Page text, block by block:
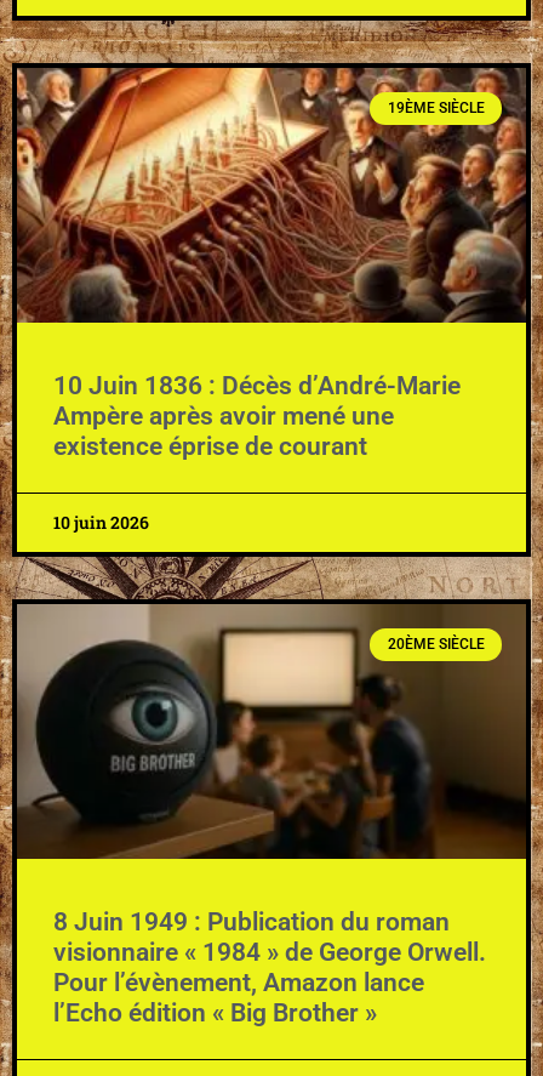
19ÈME SIÈCLE
10 Juin 1836 : Décès d’André-Marie
Ampère après avoir mené une
existence éprise de courant
10 juin 2026
20ÈME SIÈCLE
8 Juin 1949 : Publication du roman
visionnaire « 1984 » de George Orwell.
Pour l’évènement, Amazon lance
l’Echo édition « Big Brother »